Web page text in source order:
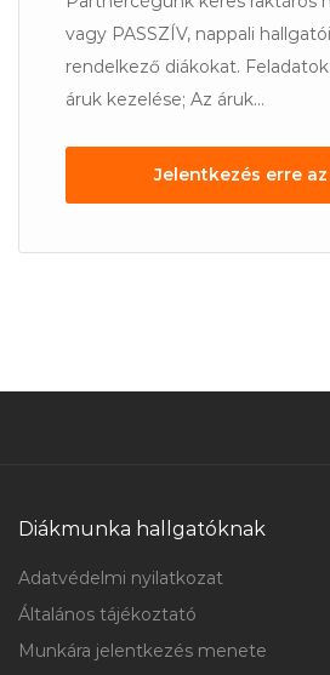
vagy PASSZÍV, nappali
rendelkező diákokat.
áruk kezelése; Az áruk...
Jelentkezés erre
Diákmunka hallgatóknak
Adatvédelmi nyilatkozat
Általános tájékoztató
Munkára jelentkezés menete